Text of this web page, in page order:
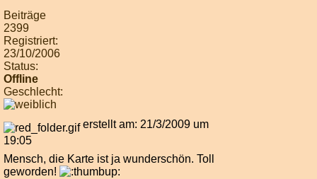
Beiträge
2399
Registriert:
23/10/2006
Status:
Offline
Geschlecht:
erstellt am: 21/3/2009 um
19:05
Mensch, die Karte ist ja wunderschön. Toll
geworden!